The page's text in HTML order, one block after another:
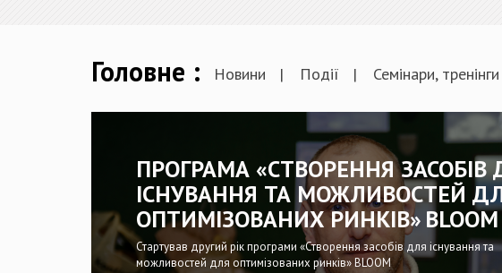
Головне Новини Події Семінари, тренінги
ПРОГРАМА «СТВОРЕННЯ ЗАСОБІВ
ІСНУВАННЯ ТА МОЖЛИВОСТЕЙ
ОПТИМІЗОВАНИХ РИНКІВ» BLOOM
Стартував другий рік програми «Створення засобів для існування та
можливостей для оптимізованих ринків» BLOOM